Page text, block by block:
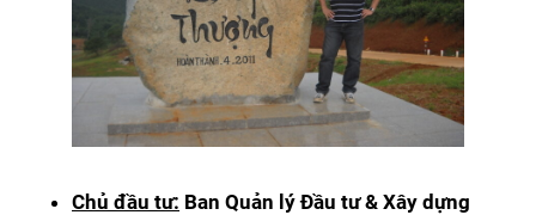
Chủ đầu tư: Ban Quản lý Đầu tư & Xây dựng